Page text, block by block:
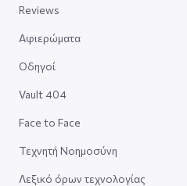
Reviews
Αφιερώματα
Οδηγοί
Vault 404
Face to Face
Τεχνητή Νοημοσύνη
Λεξικό όρων τεχνολογίας